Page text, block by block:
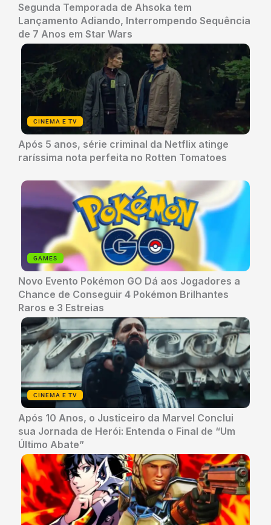
Segunda Temporada de Ahsoka tem
Lançamento Adiando, Interrompendo Sequência
de 7 Anos em Star Wars
CINEMA E TV
Após 5 anos, série criminal da Netflix atinge
raríssima nota perfeita no Rotten Tomatoes
GAMES
Novo Evento Pokémon GO Dá aos Jogadores a
Chance de Conseguir 4 Pokémon Brilhantes
Raros e 3 Estreias
CINEMA E TV
Após 10 Anos, o Justiceiro da Marvel Conclui
sua Jornada de Herói: Entenda o Final de “Um
Último Abate”